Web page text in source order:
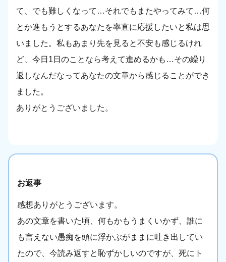
て、でも難しくなって…それでもまたやってみて…何
とか進もうとするあなたを率直に応援したいと私は思
いました。私もあまり先を見ると不安も感じるけれ
ど、今日1日のことなら考えて進めるかも…その繰り
返しなんだなってあなたの文章から感じることができ
ました。
ありがとうございました。
お返事
感想ありがとうございます。
あの文章を書いた頃、何もかもうまくいかず、誰に
も言えない愚痴を頭に浮かぶがままに吐き出してい
たので、今読み返すと恥ずかしいのですが、死にト